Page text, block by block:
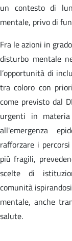
un contesto di
mentale, privo di
Fra le azioni in
disturbo mentale
l’opportunità di
tra coloro con
come previsto dal
urgenti in
all'emergenza
rafforzare i
più fragili,
scelte di
comunità
mentale, anche
salute.